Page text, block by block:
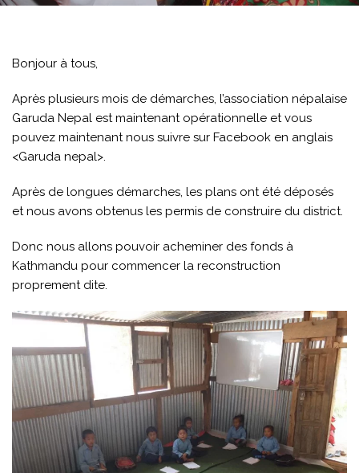
Bonjour à tous,
Après plusieurs mois de démarches, l’association népalaise
Garuda Nepal est maintenant opérationnelle et vous
pouvez maintenant nous suivre sur Facebook en anglais
<Garuda nepal>.
Après de longues démarches, les plans ont été déposés
et nous avons obtenus les permis de construire du district.
Donc nous allons pouvoir acheminer des fonds à
Kathmandu pour commencer la reconstruction
proprement dite.